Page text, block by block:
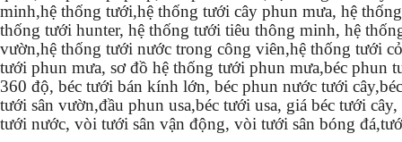
minh,hệ thống tưới,hệ thống tưới cây phun mưa, hệ
thống tưới hunter, hệ thống tưới tiêu thông minh, hệ
vườn,hệ thống tưới nước trong công viên,hệ thống tưới
tưới phun mưa, sơ đồ hệ thống tưới phun mưa,béc phun
360 độ, béc tưới bán kính lớn, béc phun nước tưới
tưới sân vườn,đầu phun usa,béc tưới usa, giá béc tưới
tưới nước, vòi tưới sân vận động, vòi tưới sân bóng